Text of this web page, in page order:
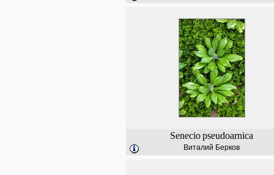
Seneciopseudoarnica
Виталий Берков